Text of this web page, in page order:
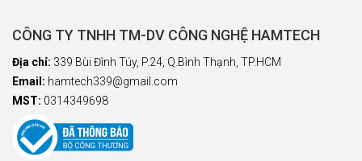
CÔNG TY TNHH TM-DV CÔNG NGHỆ HAMTECH
Địa chỉ: 339 Bùi Đình Túy, P.24, Q.Bình Thạnh, TP.HCM
Email: hamtech339@gmail.com
MST: 0314349698